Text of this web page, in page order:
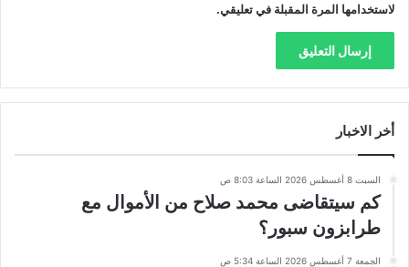
لاستخدامها المرة المقبلة في تعليقي.
أخر الاخبار
السبت 8 أغسطس 2026 الساعة 8:03 ص
كم سيتقاضى محمد صلاح من الأموال مع
طرابزون سبور؟
الجمعة 7 أغسطس 2026 الساعة 5:34 ص